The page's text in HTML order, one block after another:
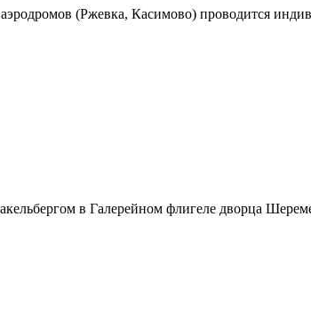
(Ржевка, Касимово) проводится
в Галерейном флигеле дворца